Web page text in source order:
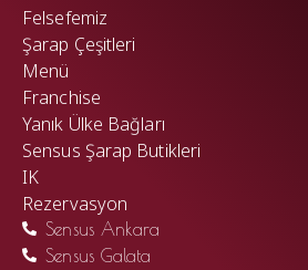
Felsefemiz
Şarap Çeşitleri
Menü
Franchise
Yanık Ülke Bağları
Sensus Şarap Butikleri
IK
Rezervasyon
Sensus Ankara
Sensus Galata